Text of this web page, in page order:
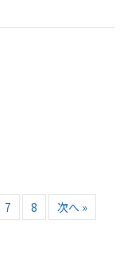
7 8 次へ »